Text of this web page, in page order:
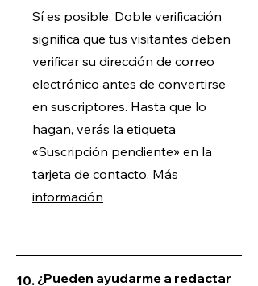
Sí es posible. Doble verificación
significa que tus visitantes deben
verificar su dirección de correo
electrónico antes de convertirse
en suscriptores. Hasta que lo
hagan, verás la etiqueta
«Suscripción pendiente» en la
tarjeta de contacto. Más
información
10. ¿Pueden ayudarme a redactar